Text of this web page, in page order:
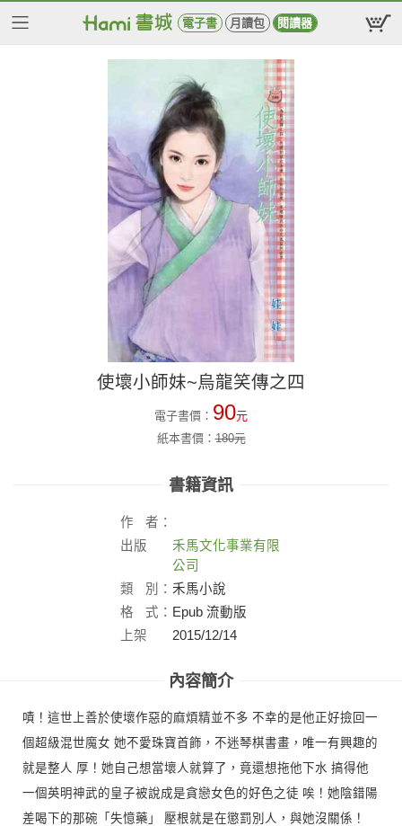
電子書 月讀包 閱讀器
使壞小師妹~烏龍笑傳之四
電子書價： 90元
紙本書價：180元
書籍資訊
作
者：
出版
禾馬文化事業有限
公司
類
別： 禾馬小說
格
式： Epub 流動版
上架
2015/12/14
內容簡介
嘖！這世上善於使壞作惡的麻煩精並不多 不幸的是他正好撿回一
個超級混世魔女 她不愛珠寶首飾，不迷琴棋書畫，唯一有興趣的
就是整人 厚！她自己想當壞人就算了，竟還想拖他下水 搞得他
一個英明神武的皇子被說成是貪戀女色的好色之徒 唉！她陰錯陽
差喝下的那碗「失憶藥」 壓根就是在懲罰別人，與她沒關係！